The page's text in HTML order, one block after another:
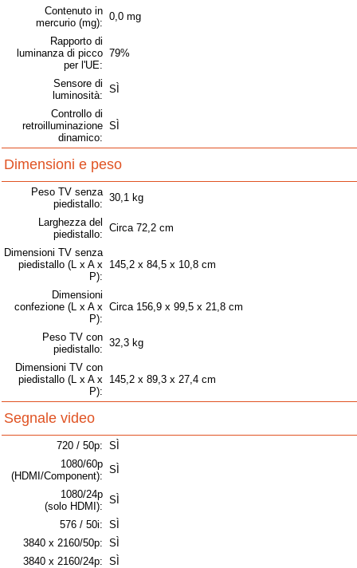
Contenuto in
mercurio (mg):
0,0 mg
Rapporto di
luminanza di picco
per l'UE:
79%
Sensore di
luminosità:
SÌ
Controllo di
retroilluminazione
dinamico:
SÌ
Dimensioni e peso
Peso TV senza
piedistallo:
30,1 kg
Larghezza del
piedistallo:
Circa 72,2 cm
Dimensioni TV senza
piedistallo (L x A x
P):
145,2 x 84,5 x 10,8 cm
Dimensioni
confezione (L x A x
P):
Circa 156,9 x 99,5 x 21,8 cm
Peso TV con
piedistallo:
32,3 kg
Dimensioni TV con
piedistallo (L x A x
P):
145,2 x 89,3 x 27,4 cm
Segnale video
720 / 50p: SÌ
1080/60p
(HDMI/Component):
SÌ
1080/24p
(solo HDMI):
SÌ
576 / 50i: SÌ
3840 x 2160/50p: SÌ
3840 x 2160/24p: SÌ